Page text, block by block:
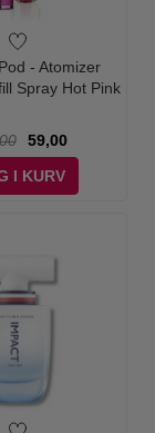
- Atomizer
Spray Hot Pink
59,00
I KURV